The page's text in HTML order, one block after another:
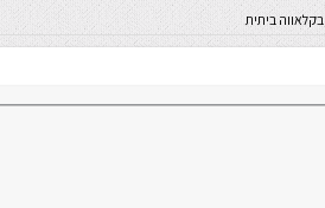
בקלאווה ביתית